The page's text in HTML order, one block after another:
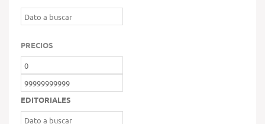
PRECIOS
EDITORIALES